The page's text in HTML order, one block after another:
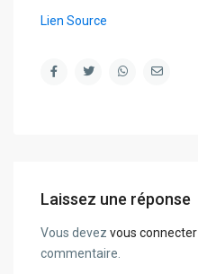
Lien Source
Laissez une réponse
Vous devezvous connecter
commentaire.